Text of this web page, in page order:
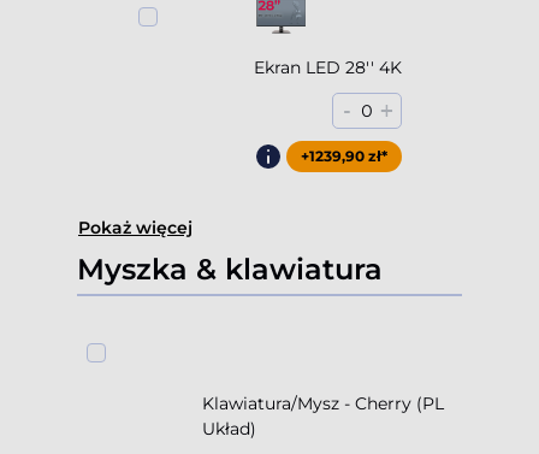
Ekran LED 28'' 4K
- 0 +
+1239,90 zł*
Pokaż więcej
Myszka & klawiatura
Klawiatura/Mysz - Cherry (PL
Układ)